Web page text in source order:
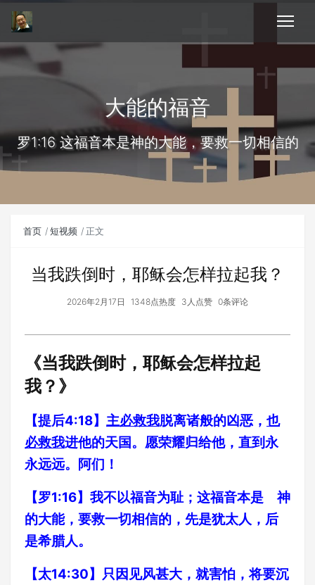
大能的福音
罗1:16 这福音本是神的大能，要救一切相信的
首页 短视频 正文
当我跌倒时，耶稣会怎样拉起我？
2026年2月17日 1348点热度 3人点赞 0条评论
《当我跌倒时，耶稣会怎样拉起
我？》
【提后4:18】 主必救我脱离诸般的凶恶， 也
必救我进他的天国。愿荣耀归给他，直到永
永远远。阿们！
【罗1:16】我不以福音为耻；这福音本是 神
的大能，要救一切相信的，先是犹太人，后
是希腊人。
【太14:30】只因见风甚大，就害怕，将要沉